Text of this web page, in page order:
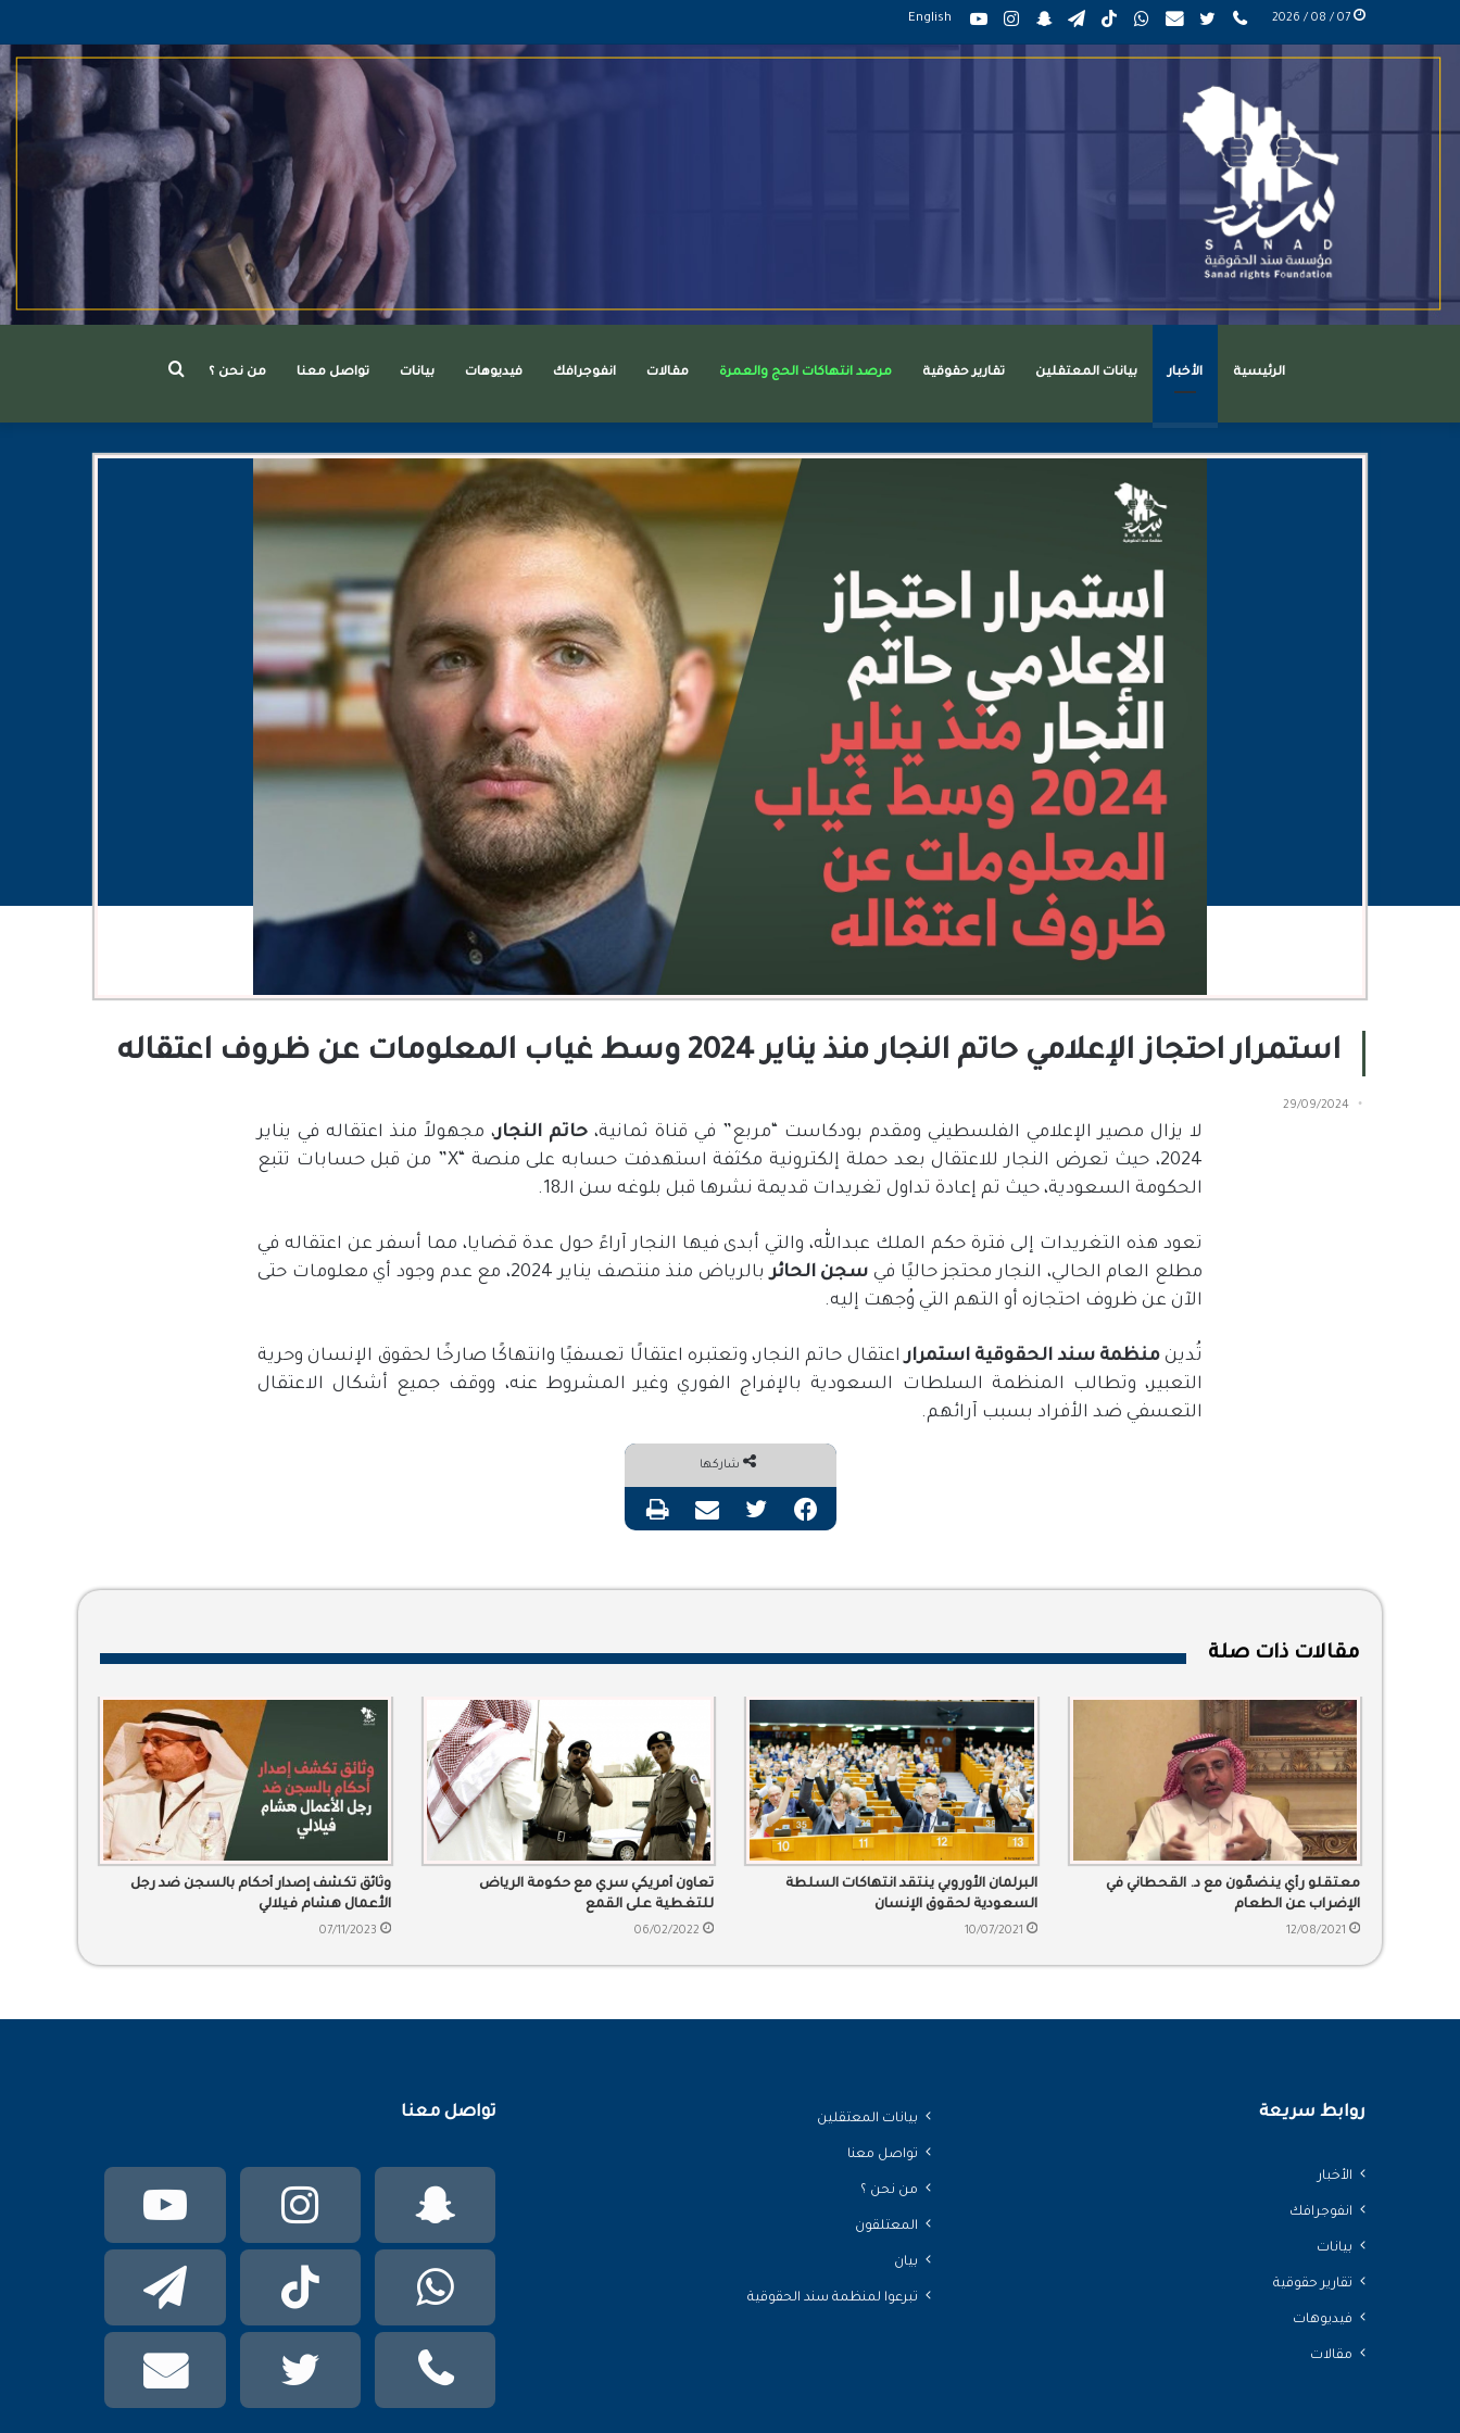
يوتيوب
انستقرام سناب
تشات
تيلقرامTikTokواتساب mail تويتر
عربي
phone
English
الرئيسية الأخبار بيانات المعتقلين تقارير حقوقية مرصد انتهاكات الحج والعمرة مقالات انفوجرافك فيديوهات بيانات تواصل معنا من نحن ؟
استمرار احتجاز الإعلامي حاتم النجار منذ يناير 2024 وسط غياب المعلومات عن ظروف اعتقاله
29/09/2024
لا يزال مصير الإعلامي الفلسطيني ومقدم بودكاست “مربع” في قناة ثمانية، حاتم النجار، مجهولاً منذ اعتقاله في يناير
2024، حيث تعرض النجار للاعتقال بعد حملة إلكترونية مكثفة استهدفت حسابه على منصة “X”
من قبل حسابات تتبع
الحكومة السعودية، حيث تم إعادة تداول تغريدات قديمة نشرها قبل بلوغه سن الـ18.
تعود هذه التغريدات إلى فترة حكم الملك عبدالله، والتي أبدى فيها النجار آراءً حول عدة قضايا، مما أسفر عن اعتقاله في
مطلع العام الحالي، النجار محتجز حاليًا في سجن الحائربالرياض منذ منتصف يناير2024
، مع عدم وجود أي معلومات حتى
الآن عن ظروف احتجازه أو التهم التي وُجهت إليه.
تُدينمنظمة سند الحقوقية استمراراعتقال حاتم النجار، وتعتبره اعتقالًا تعسفيًا وانتهاكًا صارخًا لحقوق الإنسان وحرية
التعبير، وتطالب المنظمة السلطات السعودية بالإفراج الفوري وغير المشروط عنه، ووقف جميع أشكال الاعتقال
التعسفي ضد الأفراد بسبب آرائهم.
شاركها
فيسبوك تويتر مشاركة عبر البريد طباعة
مقالات ذات صلة
معتقلو رأي ينضمّون مع د. القحطاني في
الإضراب عن الطعام
12/08/2021
البرلمان الأوروبي ينتقد انتهاكات السلطة
السعودية لحقوق الإنسان
10/07/2021
تعاون أمريكي سري مع حكومة الرياض
للتغطية على القمع
06/02/2022
وثائق تكشف إصدار أحكام بالسجن ضد رجل
الأعمال هشام فيلالي
07/11/2023
روابط سريعة
الأخبار
انفوجرافك
بيانات
تقارير حقوقية
فيديوهات
مقالات
بيانات المعتقلين
تواصل معنا
من نحن ؟
المعتلقون
بيان
تبرعوا لمنظمة سند الحقوقية
تواصل معنا
يوتيوبانستقرام سناب
تشات
تيلقرام TikTok واتساب
mail
phone